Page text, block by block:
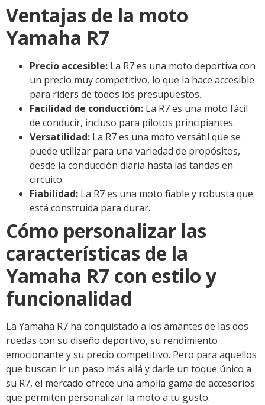
Ventajas de la moto
Yamaha R7
Precio accesible: La R7 es una moto deportiva con
un precio muy competitivo, lo que la hace accesible
para riders de todos los presupuestos.
Facilidad de conducción: La R7 es una moto fácil
de conducir, incluso para pilotos principiantes.
Versatilidad: La R7 es una moto versátil que se
puede utilizar para una variedad de propósitos,
desde la conducción diaria hasta las tandas en
circuito.
Fiabilidad: La R7 es una moto fiable y robusta que
está construida para durar.
Cómo personalizar las
características de la
Yamaha R7 con estilo y
funcionalidad
La Yamaha R7 ha conquistado a los amantes de las dos
ruedas con su diseño deportivo, su rendimiento
emocionante y su precio competitivo. Pero para aquellos
que buscan ir un paso más allá y darle un toque único a
su R7, el mercado ofrece una amplia gama de accesorios
que permiten personalizar la moto a tu gusto.